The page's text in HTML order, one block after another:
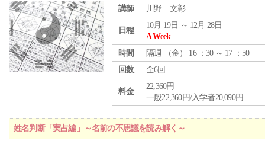
講師 川野 文彰
日程
10月 19日 ～ 12月 28日
A Week
時間
隔週 （金） 16 ：30 ～ 17 ：50
回数
全6回
料金
22,360円
一般22,360円/入学者20,090円
姓名判断「実占編」～名前の不思議を読み解く～